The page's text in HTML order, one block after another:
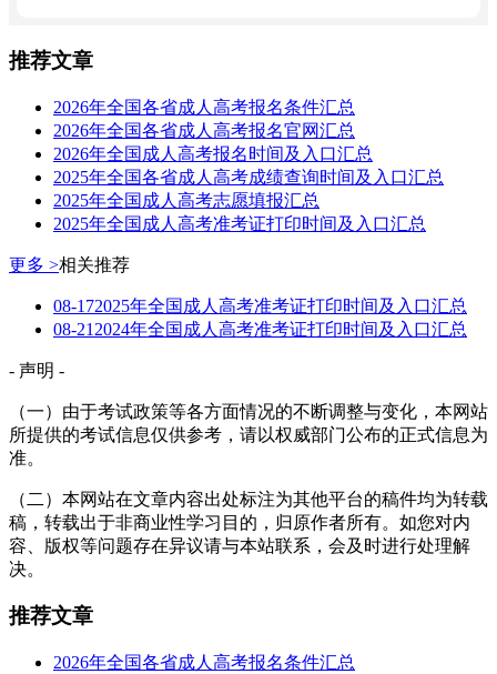
推荐文章
2026年全国各省成人高考报名条件汇总
2026年全国各省成人高考报名官网汇总
2026年全国成人高考报名时间及入口汇总
2025年全国各省成人高考成绩查询时间及入口汇总
2025年全国成人高考志愿填报汇总
2025年全国成人高考准考证打印时间及入口汇总
更多 >相关推荐
08-172025年全国成人高考准考证打印时间及入口汇总
08-21 2024年全国成人高考准考证打印时间及入口汇总
- 声明 -
（一）由于考试政策等各方面情况的不断调整与变化，本网站
所提供的考试信息仅供参考，请以权威部门公布的正式信息为
准。
（二）本网站在文章内容出处标注为其他平台的稿件均为转载
稿，转载出于非商业性学习目的，归原作者所有。如您对内
容、版权等问题存在异议请与本站联系，会及时进行处理解
决。
推荐文章
2026年全国各省成人高考报名条件汇总